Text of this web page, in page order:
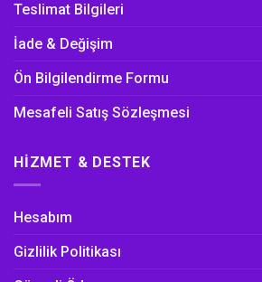
Teslimat Bilgileri
İade & Değişim
Ön Bilgilendirme Formu
Mesafeli Satış Sözleşmesi
HIZMET & DESTEK
Hesabım
Gizlilik Politikası